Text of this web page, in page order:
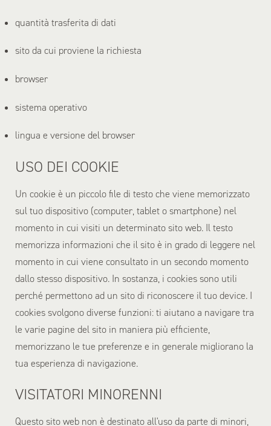
quantità trasferita di dati
sito da cui proviene la richiesta
browser
sistema operativo
lingua e versione del browser
USO DEI COOKIE
Un cookie è un piccolo file di testo che viene memorizzato
sul tuo dispositivo (computer, tablet o smartphone) nel
momento in cui visiti un determinato sito web. Il testo
memorizza informazioni che il sito è in grado di leggere nel
momento in cui viene consultato in un secondo momento
dallo stesso dispositivo. In sostanza, i cookies sono utili
perché permettono ad un sito di riconoscere il tuo device. I
cookies svolgono diverse funzioni: ti aiutano a navigare tra
le varie pagine del sito in maniera più efficiente,
memorizzano le tue preferenze e in generale migliorano la
tua esperienza di navigazione.
VISITATORI MINORENNI
Questo sito web non è destinato all'uso da parte di minori,